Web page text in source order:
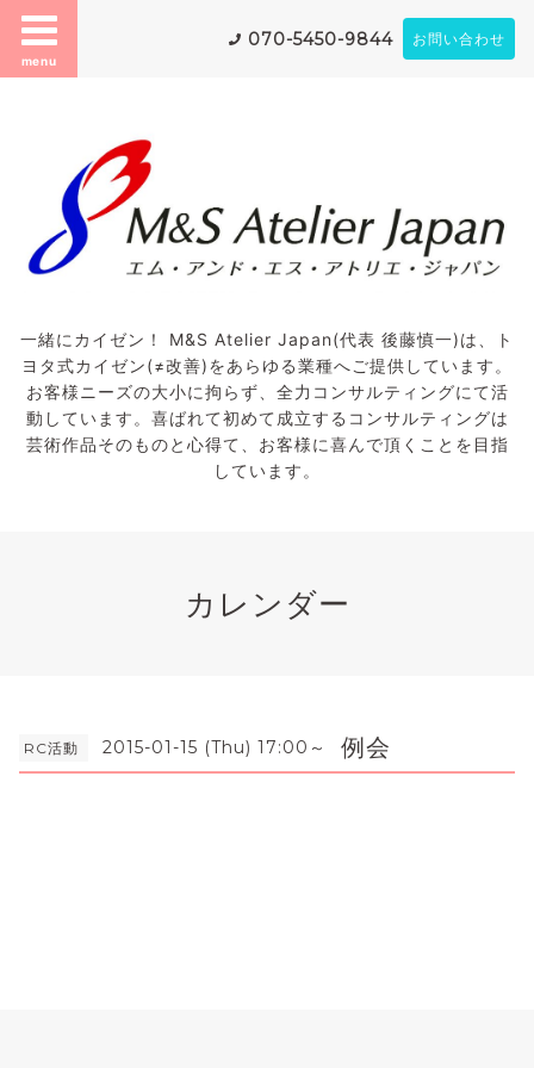
menu
070-5450-9844 お問い合わせ
一緒にカイゼン！ M&S Atelier Japan(代表 後藤慎一)は、ト
ヨタ式カイゼン(≠改善)をあらゆる業種へご提供しています。
お客様ニーズの大小に拘らず、全力コンサルティングにて活
動しています。喜ばれて初めて成立するコンサルティングは
芸術作品そのものと心得て、お客様に喜んで頂くことを目指
しています。
カレンダー
RC活動 2015-01-15 (Thu) 17:00～ 例会